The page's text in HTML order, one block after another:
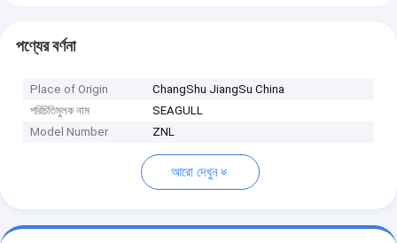
পণ্যের বর্ণনা
Place of Origin
ChangShu JiangSu China
পরিচিতিমুলক নাম
SEAGULL
Model Number
ZNL
আরো দেখুন